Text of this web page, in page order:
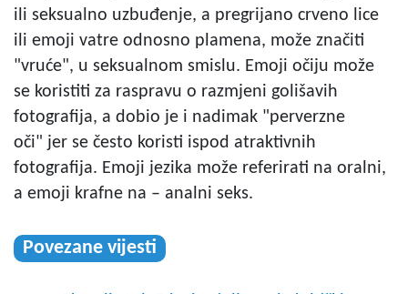
ili seksualno uzbuđenje, a pregrijano crveno lice
ili emoji vatre odnosno plamena, može značiti
"vruće", u seksualnom smislu. Emoji očiju može
se koristiti za raspravu o razmjeni golišavih
fotografija, a dobio je i nadimak "perverzne
oči" jer se često koristi ispod atraktivnih
fotografija. Emoji jezika može referirati na oralni,
a emoji krafne na – analni seks.
Povezane vijesti